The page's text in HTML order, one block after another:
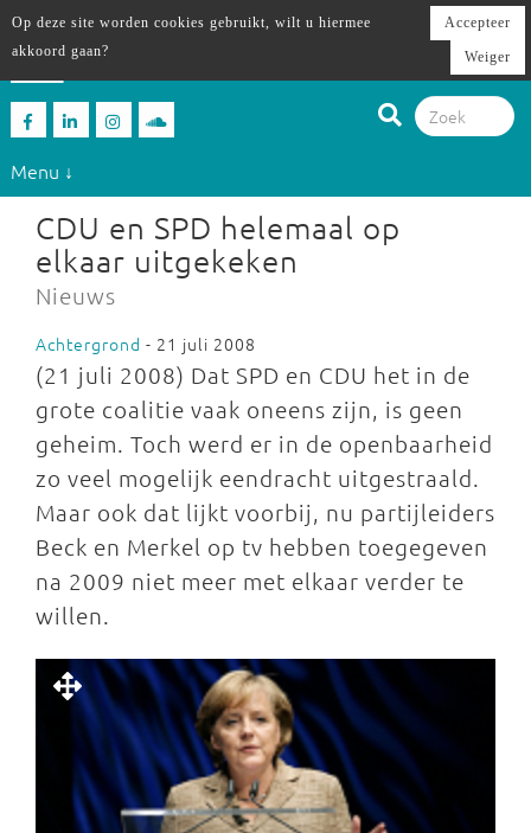
Menu ↓
CDU en SPD helemaal op
elkaar uitgekeken
Nieuws
Achtergrond - 21 juli 2008
(21 juli 2008) Dat SPD en CDU het in de
grote coalitie vaak oneens zijn, is geen
geheim. Toch werd er in de openbaarheid
zo veel mogelijk eendracht uitgestraald.
Maar ook dat lijkt voorbij, nu partijleiders
Beck en Merkel op tv hebben toegegeven
na 2009 niet meer met elkaar verder te
willen.
Op deze site worden cookies gebruikt, wilt u hiermee
akkoord gaan?
Accepteer
Weiger